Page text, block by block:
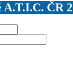
ČR